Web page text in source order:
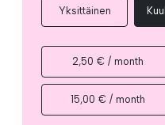
Yksittäinen
2,50 € / month
15,00 € / month